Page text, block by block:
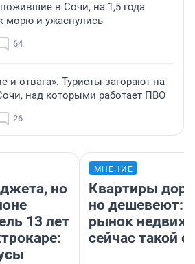
в Сочи, на 1,5 года
морю и ужаснулись
64
и отвага». Туристы загорают на
над которыми работает ПВО
26
но
13 лет
МНЕНИЕ
Квартиры
но дешевеют:
рынок
сейчас такой